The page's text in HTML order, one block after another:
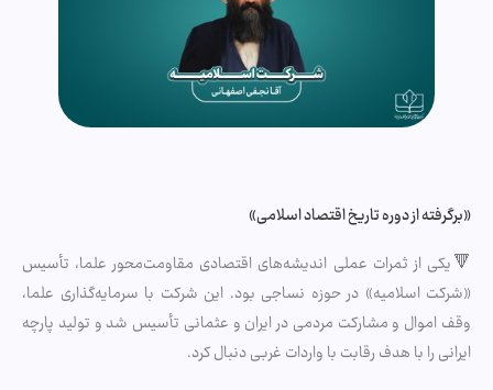
«برگرفته از دوره تاریخ اقتصاد اسلامی»
🔻یکی از ثمرات عملی اندیشه‌های اقتصادی مقاومت‌محور علما، تأسیس
«شرکت اسلامیه» در حوزه نساجی بود. این شرکت با سرمایه‌گذاری علما،
وقف اموال و مشارکت مردمی در ایران و عثمانی تأسیس شد و تولید پارچه
ایرانی را با هدف رقابت با واردات غربی دنبال کرد.